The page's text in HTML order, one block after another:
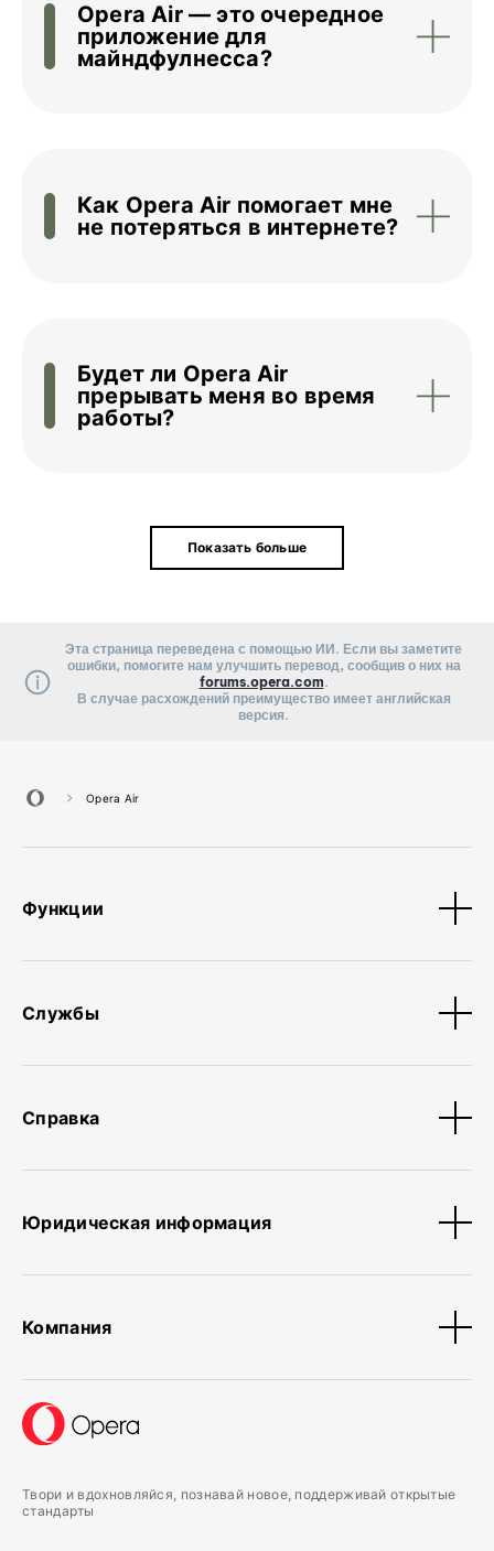
Opera Air — это очередное
приложение для
майндфулнесса?
Как Opera Air помогает мне
не потеряться в интернете?
Будет ли Opera Air
прерывать меня во время
работы?
Показать больше
Эта страница переведена с помощью ИИ. Если вы заметите
ошибки, помогите нам улучшить перевод, сообщив о них на
forums.opera.com.
В случае расхождений преимущество имеет английская
версия.
Opera Air
Функции
Службы
Справка
Юридическая информация
Компания
Твори и вдохновляйся, познавай новое, поддерживай открытые
стандарты